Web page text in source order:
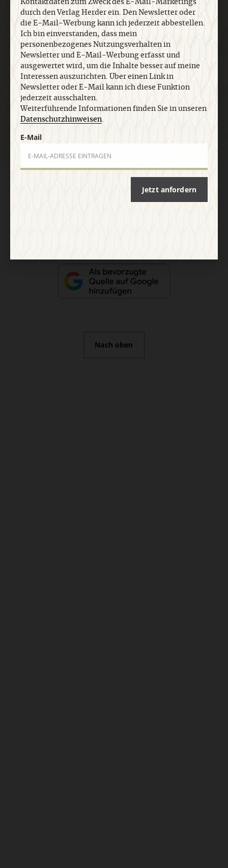
Datenschutzhinweisen.
E-Mail
Datenschutz
Barrierefreiheit
Nach oben
Kontaktdaten zum Zweck des E-Mail-Marketings
durch den Verlag Herder ein. Den Newsletter oder
die E-Mail-Werbung kann ich jederzeit abbestellen.
Ich bin einverstanden, dass mein
personenbezogenes Nutzungsverhalten in
Newsletter und E-Mail-Werbung erfasst und
ausgewertet wird, um die Inhalte besser auf meine
Interessen auszurichten. Über einen Link in
Newsletter oder E-Mail kann ich diese Funktion
jederzeit ausschalten.
Weiterführende Informationen finden Sie in unseren
Datenschutzhinweisen.
E-Mail
Jetzt anfordern